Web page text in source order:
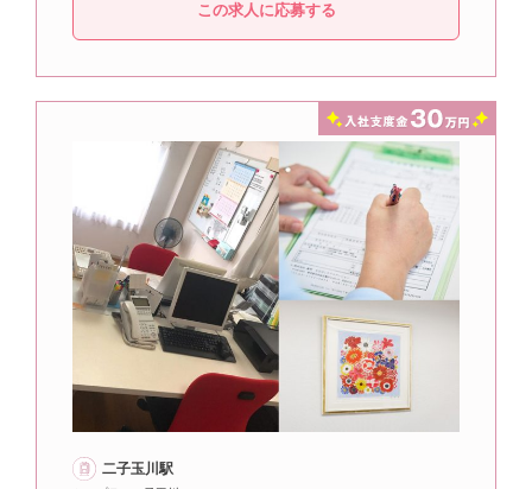
この求人に応募する
二子玉川駅